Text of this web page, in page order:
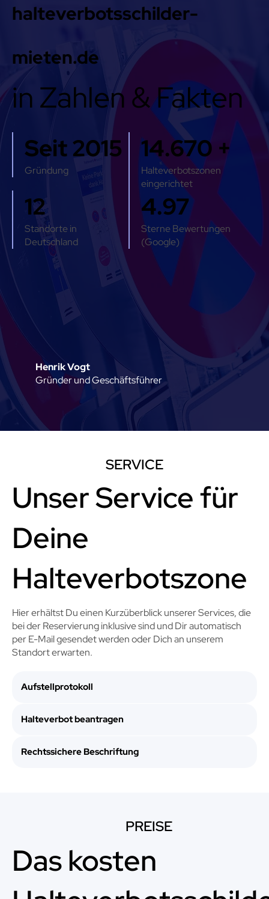
halteverbotsschilder-
mieten.de
in Zahlen & Fakten
Seit 2015
Gründung
14.670 +
Halteverbotszonen
eingerichtet
12
Standorte in
Deutschland
4.97
Sterne Bewertungen
(Google)
Henrik Vogt
Gründer und Geschäftsführer
SERVICE
Unser Service für
Deine
Halteverbotszone
Hier erhältst Du einen Kurzüberblick unserer Services, die
bei der Reservierung inklusive sind und Dir automatisch
per E-Mail gesendet werden oder Dich an unserem
Standort erwarten.
Aufstellprotokoll
Halteverbot beantragen
Rechtssichere Beschriftung
PREISE
Das kosten